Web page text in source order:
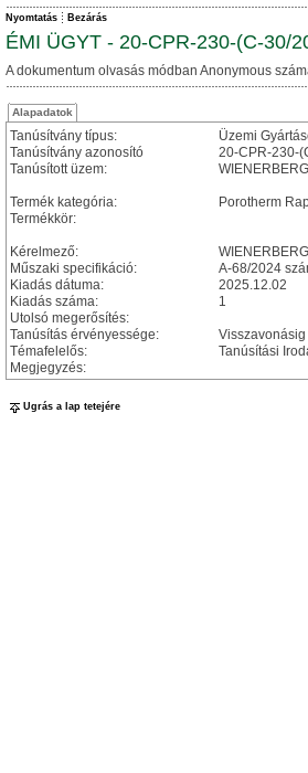
Nyomtatás Bezárás
ÉMI ÜGYT - 20-CPR-230-(C-30/
A dokumentum olvasás módban Anonymous
Alapadatok
Tanúsítvány típus:
Üzemi
Tanúsítvány azonosító
20-CPR-230-
Tanúsított üzem:
Termék kategória:
Porotherm
Termékkör:
Kérelmező:
Műszaki specifikáció:
A-68/2024
Kiadás dátuma:
2025.12.02
Kiadás száma:
1
Utolsó megerősítés:
Tanúsítás érvényessége:
Visszavonásig
Témafelelős:
Tanúsítási
Megjegyzés:
Ugrás a lap tetejére